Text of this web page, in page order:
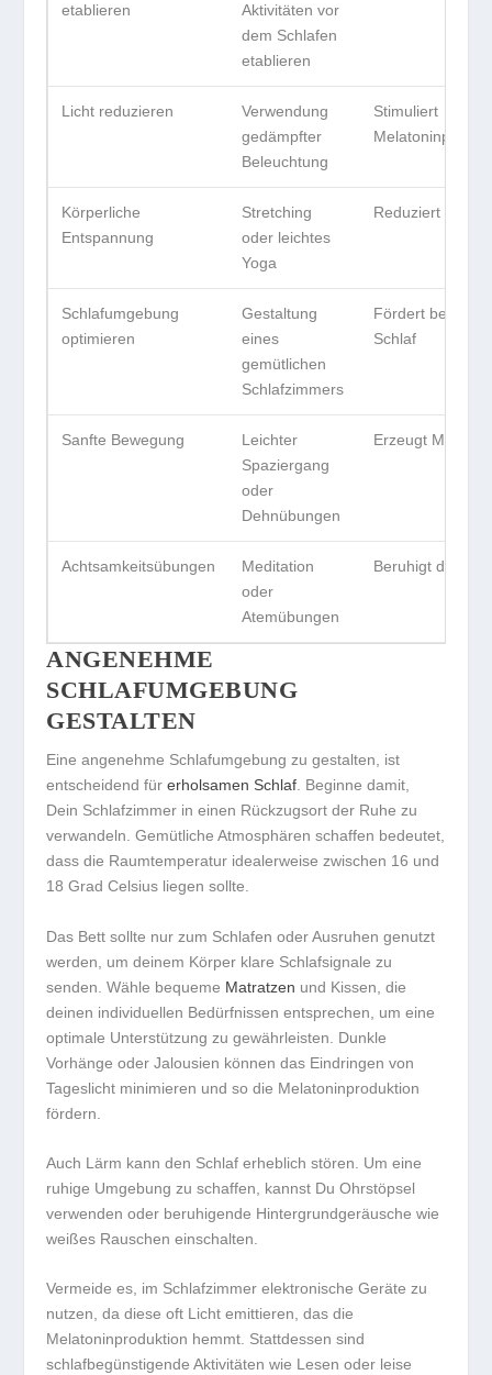
etablieren
Aktivitäten vor
dem Schlafen
etablieren
Licht reduzieren
Verwendung
gedämpfter
Beleuchtung
Stimuliert
Körperliche
Entspannung
Stretching
oder leichtes
Yoga
Reduziert Stress
Schlafumgebung
optimieren
Gestaltung
eines
gemütlichen
Schlafzimmers
Fördert
Schlaf
Sanfte Bewegung
Leichter
Spaziergang
oder
Dehnübungen
Erzeugt
Achtsamkeitsübungen
Meditation
oder
Atemübungen
Beruhigt den
ANGENEHME
SCHLAFUMGEBUNG
GESTALTEN
Eine angenehme Schlafumgebung zu gestalten, ist
entscheidend fürerholsamen Schlaf. Beginne damit,
Dein Schlafzimmer in einen Rückzugsort der Ruhe zu
verwandeln.Gemütliche Atmosphären schaffen bedeutet,
dass die Raumtemperatur idealerweise zwischen 16 und
18 Grad Celsius liegen sollte.
Das Bett sollte nur zum Schlafen oder Ausruhen genutzt
werden, um deinem Körper klare Schlafsignale zu
senden. Wähle bequeme Matratzen und Kissen, die
deinen individuellen Bedürfnissen entsprechen, um eine
optimale Unterstützung zu gewährleisten. Dunkle
Vorhänge oder Jalousien können das Eindringen von
Tageslicht minimieren und so die Melatoninproduktion
fördern.
Auch Lärm kann den Schlaf erheblich stören. Um eine
ruhige Umgebung zu schaffen, kannst Du Ohrstöpsel
verwenden oder beruhigende Hintergrundgeräusche wie
weißes Rauschen einschalten.
Vermeide es, im Schlafzimmer elektronische Geräte zu
nutzen, da diese oft Licht emittieren, das die
Melatoninproduktion hemmt. Stattdessen sind
schlafbegünstigende Aktivitäten wie Lesen oder leise